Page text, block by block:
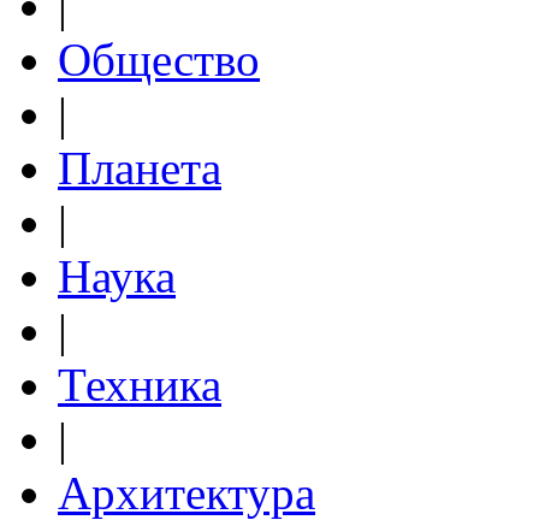
Общество
|
Планета
|
Наука
|
Техника
|
Архитектура